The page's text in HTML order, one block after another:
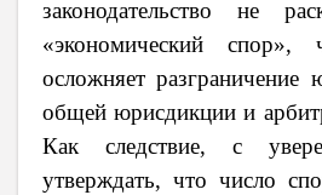
законодательство не
«экономический спор»,
осложняет разграничение
общей юрисдикции и
Как следствие, с
утверждать, что число